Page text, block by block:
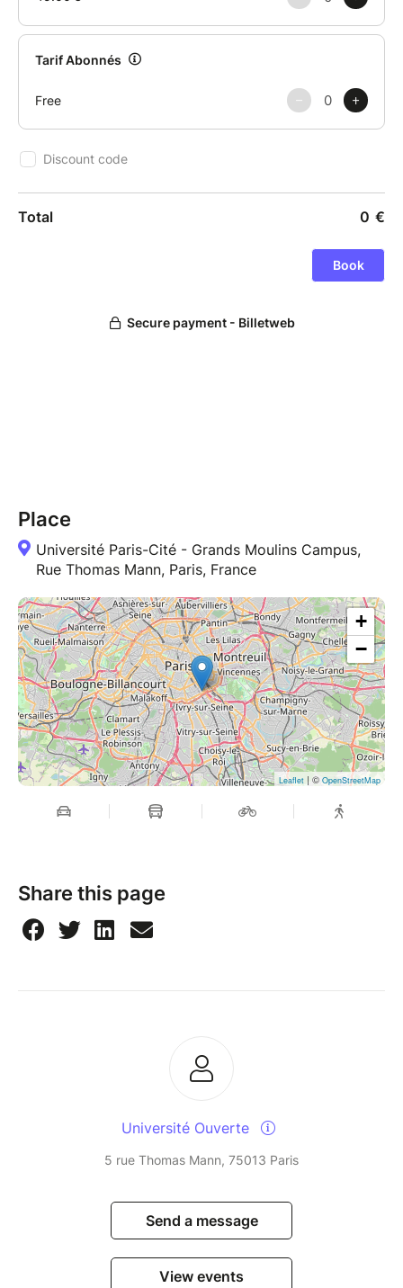
Place
Université Paris-Cité - Grands Moulins Campus,
Rue Thomas Mann, Paris, France
+
−
Leaflet | © OpenStreetMap
Share this page
Université Ouverte
5 rue Thomas Mann, 75013 Paris
Send a message
View events